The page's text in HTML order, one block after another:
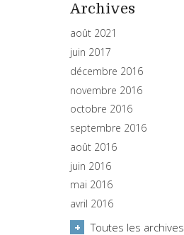
Archives
août 2021
juin 2017
décembre 2016
novembre 2016
octobre 2016
septembre 2016
août 2016
juin 2016
mai 2016
avril 2016
Toutes les archives